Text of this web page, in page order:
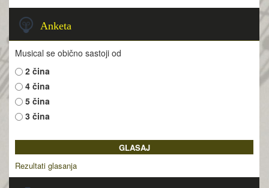
Anketa
Musical se obično sastoji od
2 čina
4 čina
5 čina
3 čina
Rezultati glasanja